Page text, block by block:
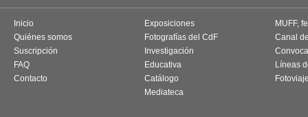
Inicio
Quiénes somos
Suscripción
FAQ
Contacto
Exposiciones
Fotografías del CdF
Investigación
Educativa
Catálogo
Mediateca
MUFF,
Canal
Líneas